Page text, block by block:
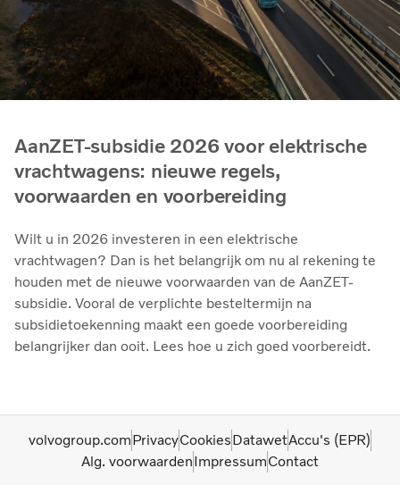
AanZET-subsidie 2026 voor elektrische
vrachtwagens: nieuwe regels,
voorwaarden en voorbereiding
Wilt u in 2026 investeren in een elektrische
vrachtwagen? Dan is het belangrijk om nu al rekening te
houden met de nieuwe voorwaarden van de AanZET-
subsidie. Vooral de verplichte besteltermijn na
subsidietoekenning maakt een goede voorbereiding
belangrijker dan ooit. Lees hoe u zich goed voorbereidt.
volvogroup.comPrivacyCookiesDatawetAccu's (EPR)
Alg. voorwaardenImpressumContact